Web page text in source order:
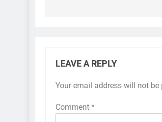
LEAVE A REPLY
Your email address will not be
Comment *